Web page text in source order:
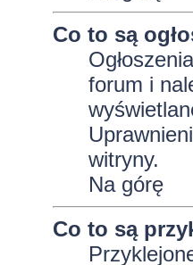
Co to są
forum i
witryny.
Na górę
Co to są